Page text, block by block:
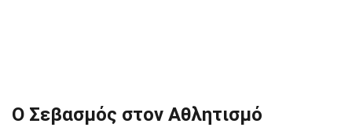
Ο Σεβασμός στον Αθλητισμό